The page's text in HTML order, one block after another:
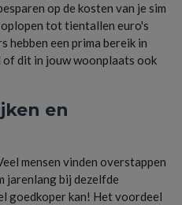
op de kosten van je sim
tot tientallen euro's
hebben een prima bereik in
of dit in jouw woonplaats ook
en
mensen vinden overstappen
jarenlang bij dezelfde
goedkoper kan! Het voordeel